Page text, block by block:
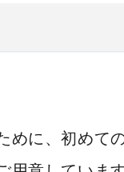
めに、初めて